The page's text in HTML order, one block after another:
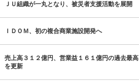
ＪＵ組織が一丸となり、被災者支援活動を展開
ＩＤＯＭ、初の複合商業施設開発へ
売上高３１２億円、営業益１６１億円の過去最高
を更新